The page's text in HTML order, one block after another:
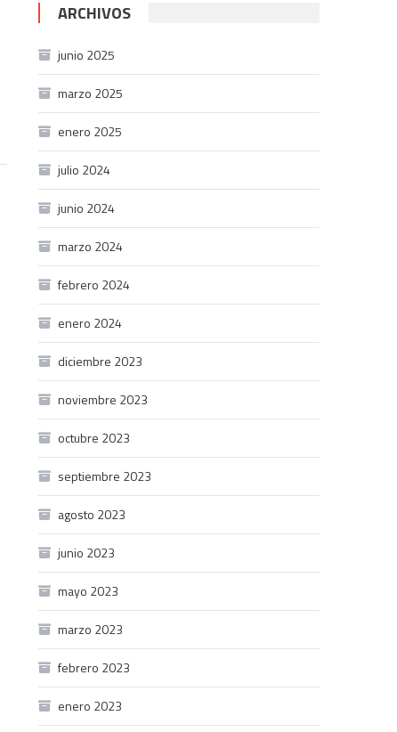
ARCHIVOS
junio 2025
marzo 2025
enero 2025
julio 2024
junio 2024
marzo 2024
febrero 2024
enero 2024
diciembre 2023
noviembre 2023
octubre 2023
septiembre 2023
agosto 2023
junio 2023
mayo 2023
marzo 2023
febrero 2023
enero 2023